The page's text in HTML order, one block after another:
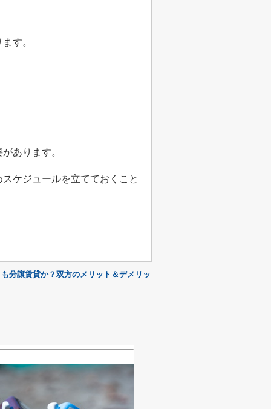
す。
あります。
ケジュールを立てておくこと
分譲賃貸か？双方のメリット＆デメリッ